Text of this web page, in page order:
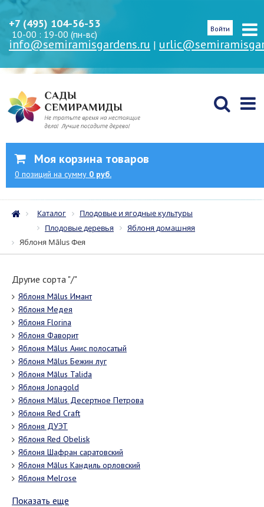
+7 (495) 104-56-53
10-00 : 19-00 (пн-вс)
info@semiramisgardens.ru |
Войти
Моя корзина товаров
0 позиций на сумму 0 руб.
Каталог
Плодовые и ягодные культуры
Плодовые деревья
Яблоня домашняя
Яблоня Mālus Фея
Другие сорта "/"
Яблоня Mālus Имант
Яблоня Медея
Яблоня Florina
Яблоня Фаворит
Яблоня Mālus Анис полосатый
Яблоня Mālus Бежин луг
Яблоня Mālus Talida
Яблоня Jonagold
Яблоня Mālus Десертное Петрова
Яблоня Red Craft
Яблоня ДУЭТ
Яблоня Red Obelisk
Яблоня Шафран саратовский
Яблоня Mālus Кандиль орловский
Яблоня Melrose
Показать еще